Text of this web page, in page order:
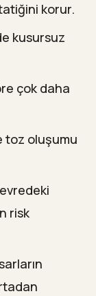
korur.
kusursuz
çok daha
toz oluşumu
risk